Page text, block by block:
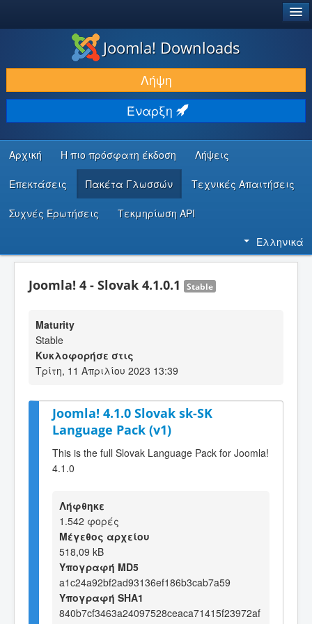
ΛΉΨΕΙΣ & ΕΠΕΚΤΆΣΕΙΣ
ΕΎΡΕΣΗ & ΜΆΘΗΣΗ
ΚΟΙΝΌΤΗΤΑ & ΥΠΟΣΤΉΡΙΞΗ
ΠΌΡΟΙ ΠΡΟΓΡΑΜΜΑΤΙΣΤΏΝ
Joomla! Downloads
Λήψη
Έναρξη
Αρχική Η πιο πρόσφατη έκδοση Λήψεις
Επεκτάσεις Πακέτα Γλωσσών Τεχνικές Απαιτήσεις
Συχνές Ερωτήσεις Τεκμηρίωση API
Ελληνικά
Joomla! 4 - Slovak 4.1.0.1 Stable
Maturity
Stable
Κυκλοφορήσε στις
Τρίτη, 11 Απριλίου 2023 13:39
Joomla! 4.1.0 Slovak sk-SK
Language Pack (v1)
This is the full Slovak Language Pack for Joomla!
4.1.0
Λήφθηκε
1.542 φορές
Μέγεθος αρχείου
518,09 kB
Υπογραφή MD5
a1c24a92bf2ad93136ef186b3cab7a59
Υπογραφή SHA1
840b7cf3463a24097528ceaca71415f23972af